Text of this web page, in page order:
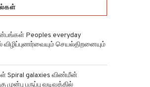
Peoples everyday
விழிப்புணர்வையும் செயல்திறனையும்
Spiral galaxies விண்மீன்
பருப்பு வடிவத்தில்